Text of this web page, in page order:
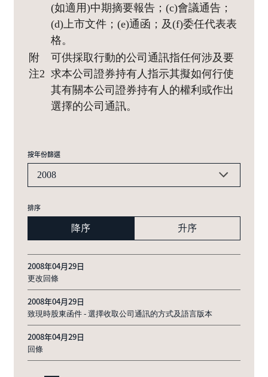
(如適用)中期摘要報告；(c)會議通告；
(d)上市文件；(e)通函；及(f)委任代表表
格。
附
注2
可供採取行動的公司通訊指任何涉及要
求本公司證券持有人指示其擬如何行使
其有關本公司證券持有人的權利或作出
選擇的公司通訊。
按年份篩選
2008
排序
降序 升序
2008年04月29日
更改回條
2008年04月29日
致現時股東函件 - 選擇收取公司通訊的方式及語言版本
2008年04月29日
回條